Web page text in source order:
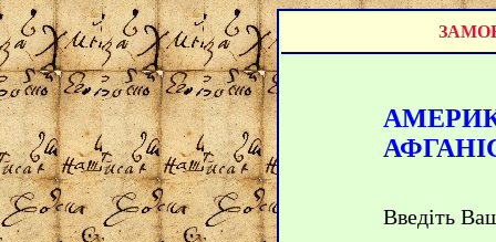
Введіть